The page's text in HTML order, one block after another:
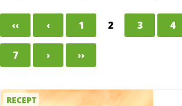
‹‹ ‹ 1 2 3 4
7 › ››
RECEPT